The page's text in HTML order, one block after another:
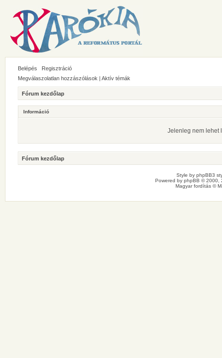
Belépés
Regisztráció
Megválaszolatlan hozzászólások | Aktív témák
Fórum kezdőlap
Információ
Jelenleg nem lehet
Fórum kezdőlap
Style by phpBB3
Powered by phpBB © 2000,
Magyar fordítás ©